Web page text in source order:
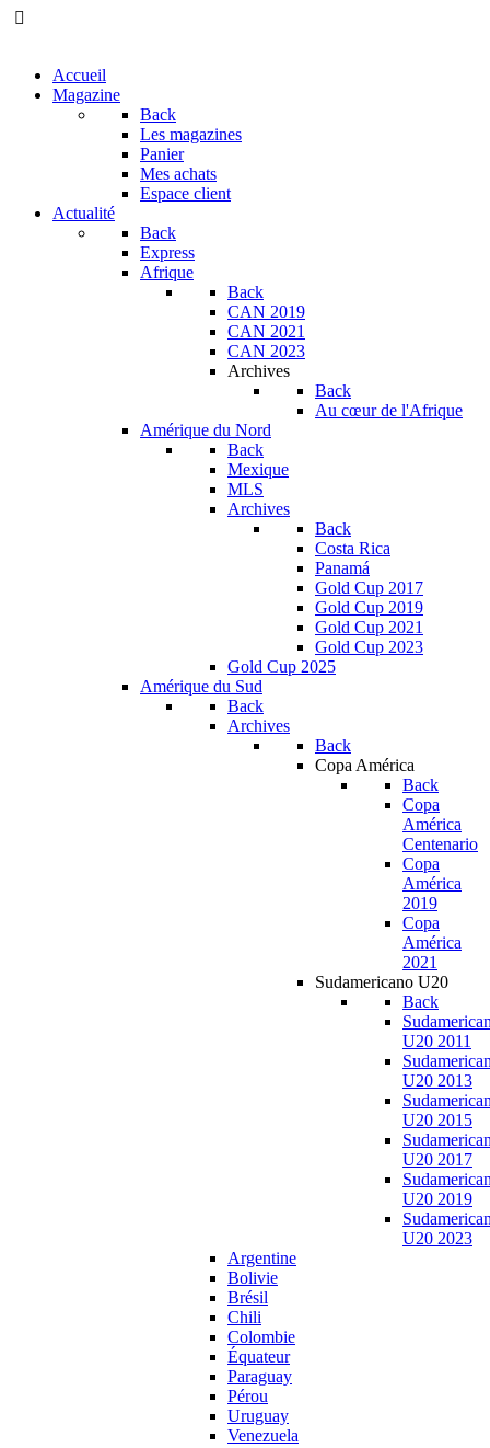
Accueil
Magazine
Back
Les magazines
Panier
Mes achats
Espace client
Actualité
Back
Express
Afrique
Back
CAN 2019
CAN 2021
CAN 2023
Archives
Back
Au cœur de l'Afrique
Amérique du Nord
Back
Mexique
MLS
Archives
Back
Costa Rica
Panamá
Gold Cup 2017
Gold Cup 2019
Gold Cup 2021
Gold Cup 2023
Gold Cup 2025
Amérique du Sud
Back
Archives
Back
Copa América
Back
Copa
América
Centenario
Copa
América
2019
Copa
América
2021
Sudamericano U20
Back
U20 2011
U20 2013
U20 2015
U20 2017
U20 2019
U20 2023
Argentine
Bolivie
Brésil
Chili
Colombie
Équateur
Paraguay
Pérou
Uruguay
Venezuela